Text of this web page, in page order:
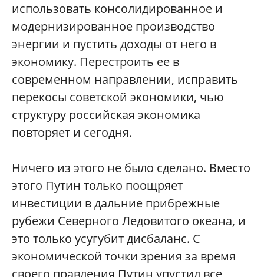
использовать консолидированное и
модернизированное производство
энергии и пустить доходы от него в
экономику. Перестроить ее в
современном направлении, исправить
перекосы советской экономики, чью
структуру российская экономика
повторяет и сегодня.
Ничего из этого не было сделано. Вместо
этого Путин только поощряет
инвестиции в дальние прибрежные
рубежи Северного Ледовитого океана, и
это только усугубит дисбаланс. С
экономической точки зрения за время
своего правления Путин упустил все